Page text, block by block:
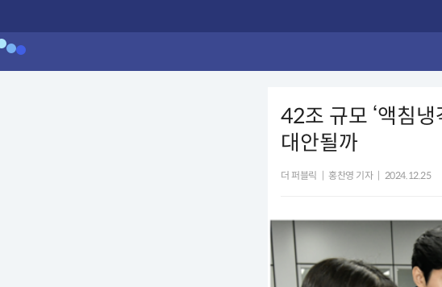
42조 규모 ‘액침
대안될까
더 퍼블릭 홍찬영 기자 2024.12.25